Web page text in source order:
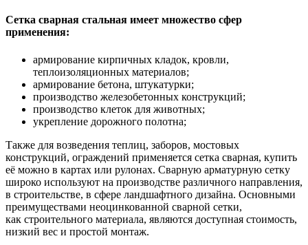
Сетка сварная стальная имеет множество сфер
применения:
армирование кирпичных кладок, кровли,
теплоизоляционных материалов;
армирование бетона, штукатурки;
производство железобетонных конструкций;
производство клеток для животных;
укрепление дорожного полотна;
Также для возведения теплиц, заборов, мостовых
конструкций, ограждений применяется сетка сварная, купить
её можно в картах или рулонах. Сварную арматурную сетку
широко используют на производстве различного направления,
в строительстве, в сфере ландшафтного дизайна. Основными
преимуществами неоцинкованной сварной сетки,
как строительного материала, являются доступная стоимость,
низкий вес и простой монтаж.